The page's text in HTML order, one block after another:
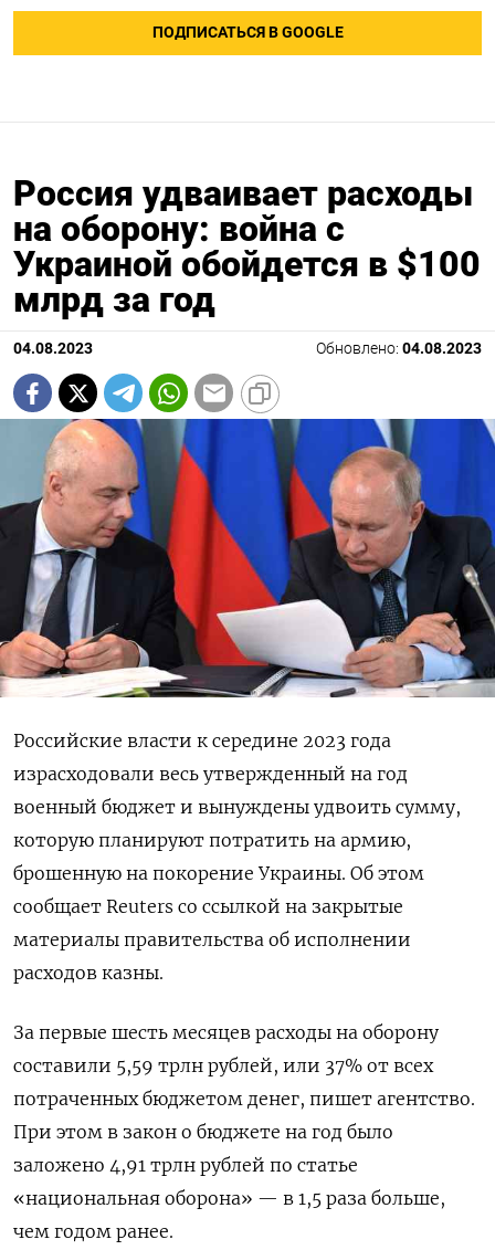
ПОДПИСАТЬСЯ В GOOGLE
Россия удваивает расходы
на оборону: война с
Украиной обойдется в $100
млрд за год
04.08.2023 Обновлено: 04.08.2023
Российские власти к середине 2023 года
израсходовали весь утвержденный на год
военный бюджет и вынуждены удвоить сумму,
которую планируют потратить на армию,
брошенную на покорение Украины. Об этом
сообщает Reuters со ссылкой на закрытые
материалы правительства об исполнении
расходов казны.
За первые шесть месяцев расходы на оборону
составили 5,59 трлн рублей, или 37% от всех
потраченных бюджетом денег, пишет агентство.
При этом в закон о бюджете на год было
заложено 4,91 трлн рублей по статье
«национальная оборона» — в 1,5 раза больше,
чем годом ранее.